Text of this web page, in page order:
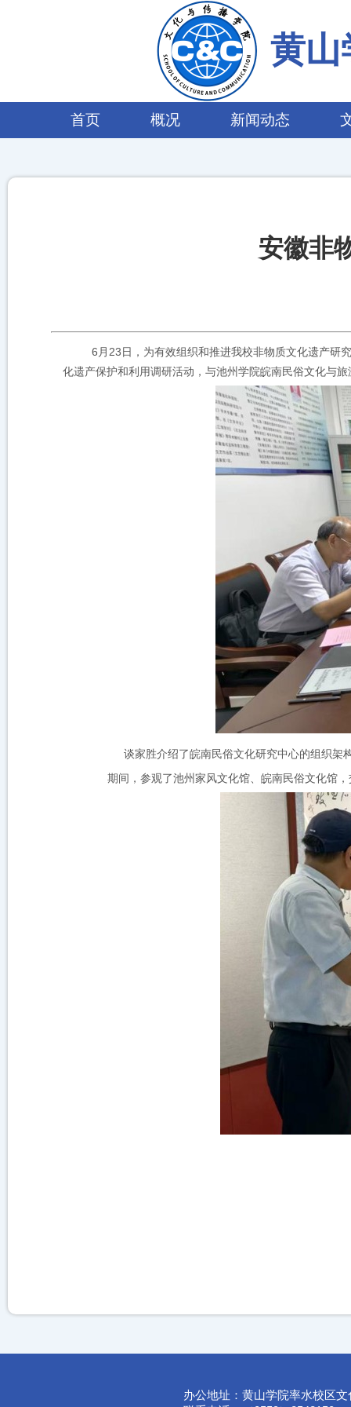
黄山
首页 概况 新闻动态
安徽非
6 月 23 日，为有效组织和推进我校非物质文化遗产研
化遗产保护和利用调研活动，与池州学院皖南民俗文化与
谈家胜介绍了皖南民俗文化研究中心的组织架
期间，参观了池州家风文化馆、皖南民俗文化馆
办公地址：黄山学院率水校区